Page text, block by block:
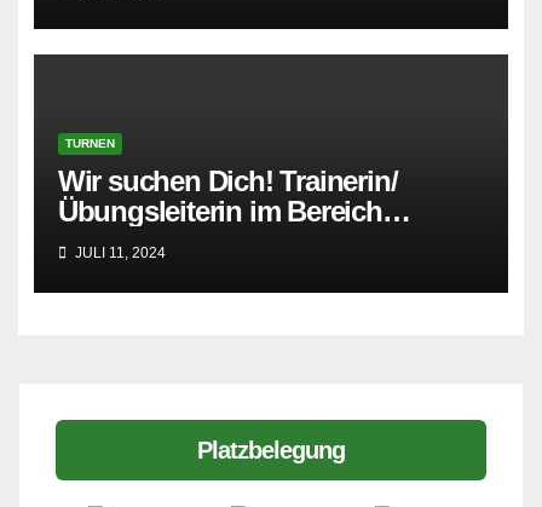
TURNEN
Wir suchen Dich! Trainerin/
Übungsleiterin im Bereich
Geräteturnen
JULI 11, 2024
Platzbelegung